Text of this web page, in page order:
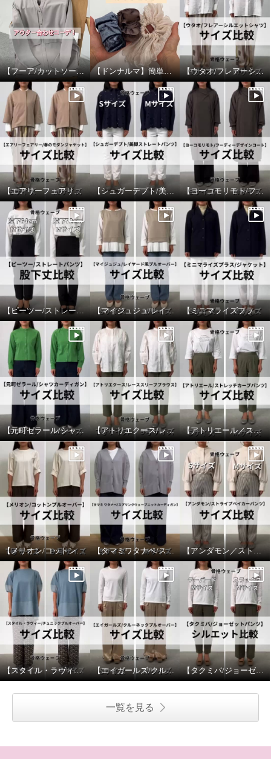
【フーア/カットソープルオーバー】アウター合わせ！ 【ドンナルマ】簡単ヘアアレンジ！ 【ウタオ/フレアーシルエットシャツ】サイズ比較
【エアリーフェアリー/春のモダンジャケット】サイズ比較 【シュガーデプト/美脚ストレートパンツ】サイズ比較 【ヨーコモリモト/フーディーデザインコート】サイズ比較
【ピーツー/ストレートパンツ】股下丈比較 【マイジュジュ/レイヤード風プルオーバー】サイズ比較 【ミニマライズプラス/ジャケット】サイズ比較
【元町ゼラール/シャツカーディガン】サイズ比較 【アトリエクース/レーススリーブブラウス】サイズ比較 【アトリエール／ストレッチカーブパンツ】サイズ比較
【メリオン/コットンプルオーバー】サイズ比較 【タマミワタナベ/スプリングウェーブニットカーディガン】サイズ比較 【アンダモン／ストライプベイカーパンツ】サイズ比較
【スタイル・ラヴィー/チュニックプルオーバー】サイズ比較 【エイガールズ/クルーネックプルオーバー】サイズ比較 【タクミバ/ジョーゼットパンツ】シルエット比較
一覧を見る